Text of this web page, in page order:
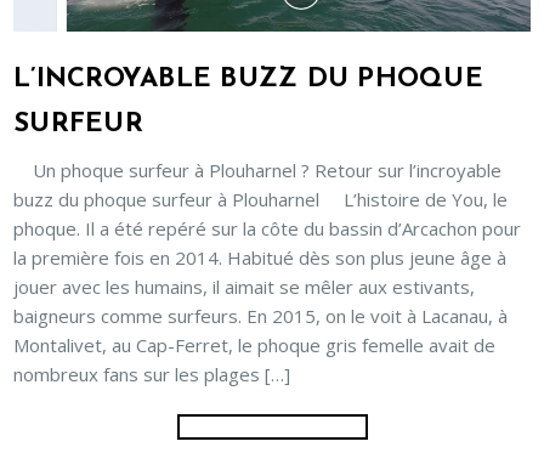
L’INCROYABLE BUZZ DU PHOQUE
SURFEUR
Un phoque surfeur à Plouharnel ? Retour sur l’incroyable
buzz du phoque surfeur à Plouharnel L’histoire de You, le
phoque. Il a été repéré sur la côte du bassin d’Arcachon pour
la première fois en 2014. Habitué dès son plus jeune âge à
jouer avec les humains, il aimait se mêler aux estivants,
baigneurs comme surfeurs. En 2015, on le voit à Lacanau, à
Montalivet, au Cap-Ferret, le phoque gris femelle avait de
nombreux fans sur les plages […]